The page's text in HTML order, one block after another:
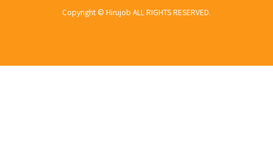
Copyright © Hirujob ALL RIGHTS RESERVED.